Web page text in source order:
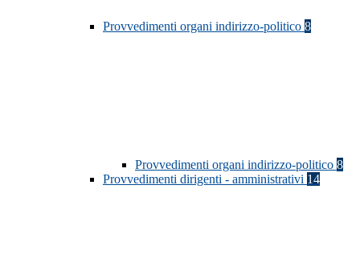
Provvedimenti organi indirizzo-politico 8
Provvedimenti organi indirizzo-politico 8
Provvedimenti dirigenti - amministrativi 14